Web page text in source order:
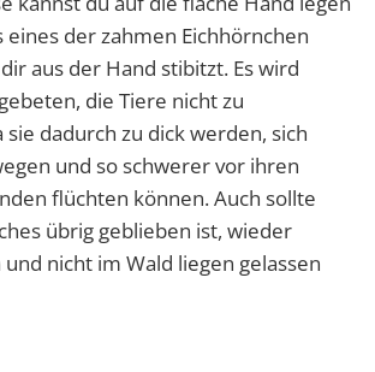
eines der zahmen Eichhörnchen
aus der Hand stibitzt. Es wird
die Tiere nicht zu
dadurch zu dick werden, sich
und so schwerer vor ihren
flüchten können. Auch sollte
übrig geblieben ist, wieder
nicht im Wald liegen gelassen